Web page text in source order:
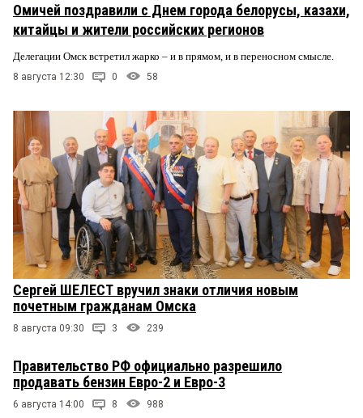
Омичей поздравили с Днем города белорусы, казахи,
китайцы и жители российских регионов
Делегации Омск встретил жарко – и в прямом, и в переносном смысле.
8 августа 12:30 0 58
Сергей ШЕЛЕСТ вручил знаки отличия новым
почетным гражданам Омска
8 августа 09:30 3 239
Правительство РФ официально разрешило
продавать бензин Евро-2 и Евро-3
6 августа 14:00 8 988